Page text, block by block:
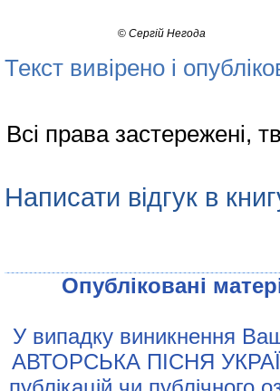
© Сергій Негода
Текст вивірено і
Всі права застережені,
Написати відгук в
Опублiкованi
У випадку виникнення
АВТОРСЬКА ПIСНЯ